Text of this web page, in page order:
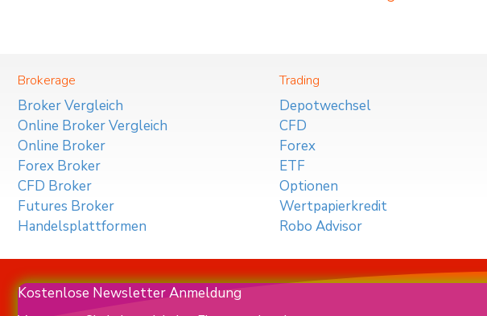
Brokerage
Broker Vergleich
Online Broker Vergleich
Online Broker
Forex Broker
CFD Broker
Futures Broker
Handelsplattformen
Trading
Depotwechsel
CFD
Forex
ETF
Optionen
Wertpapierkredit
Robo Advisor
Kostenlose Newsletter Anmeldung